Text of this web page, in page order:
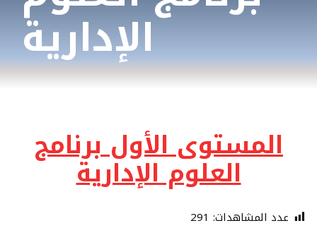
الإدارية
المستوى الأول برنامج
العلوم الإدارية
عدد المشاهدات: 291